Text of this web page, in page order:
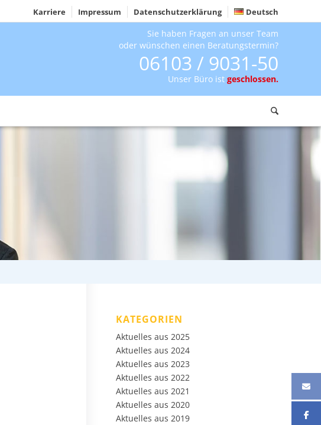
Karriere Impressum Datenschutzerklärung Deutsch
Sie haben Fragen an unser Team
oder wünschen einen Beratungstermin?
06103 / 9031-50
Unser Büro ist geschlossen.
KATEGORIEN
Aktuelles aus 2025
Aktuelles aus 2024
Aktuelles aus 2023
Aktuelles aus 2022
Aktuelles aus 2021
Aktuelles aus 2020
Aktuelles aus 2019